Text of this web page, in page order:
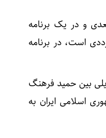
و در یک برنامه
است، در برنامه
در سه خط ریلی بین حمید فرهنگ
اسلامی ایران به